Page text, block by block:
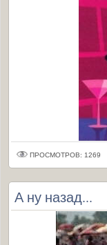
ПРОСМОТРОВ: 1269
А ну назад...